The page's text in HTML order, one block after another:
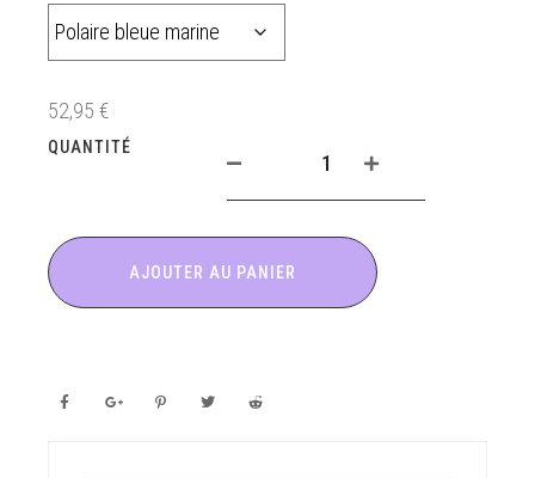
52,95 €
QUANTITÉ
AJOUTER AU PANIER